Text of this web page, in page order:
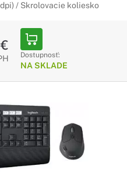
/ Skrolovacie koliesko
Dostupnosť:
NA SKLADE